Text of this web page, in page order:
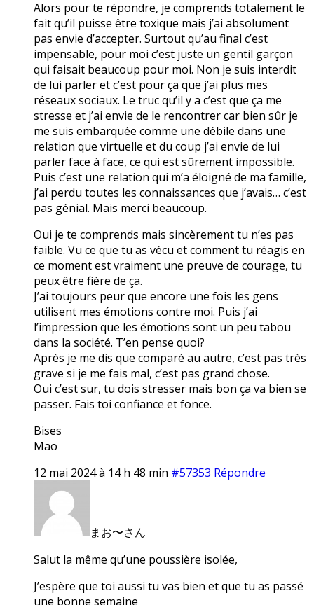
Alors pour te répondre, je comprends totalement le
fait qu’il puisse être toxique mais j’ai absolument
pas envie d’accepter. Surtout qu’au final c’est
impensable, pour moi c’est juste un gentil garçon
qui faisait beaucoup pour moi. Non je suis interdit
de lui parler et c’est pour ça que j’ai plus mes
réseaux sociaux. Le truc qu’il y a c’est que ça me
stresse et j’ai envie de le rencontrer car bien sûr je
me suis embarquée comme une débile dans une
relation que virtuelle et du coup j’ai envie de lui
parler face à face, ce qui est sûrement impossible.
Puis c’est une relation qui m’a éloigné de ma famille,
j’ai perdu toutes les connaissances que j’avais… c’est
pas génial. Mais merci beaucoup.
Oui je te comprends mais sincèrement tu n’es pas
faible. Vu ce que tu as vécu et comment tu réagis en
ce moment est vraiment une preuve de courage, tu
peux être fière de ça.
J’ai toujours peur que encore une fois les gens
utilisent mes émotions contre moi. Puis j’ai
l’impression que les émotions sont un peu tabou
dans la société. T’en pense quoi?
Après je me dis que comparé au autre, c’est pas très
grave si je me fais mal, c’est pas grand chose.
Oui c’est sur, tu dois stresser mais bon ça va bien se
passer. Fais toi confiance et fonce.
Bises
Mao
12 mai 2024 à 14 h 48 min #57353 Répondre
まお〜さん
Salut la même qu’une poussière isolée,
J’espère que toi aussi tu vas bien et que tu as passé
une bonne semaine